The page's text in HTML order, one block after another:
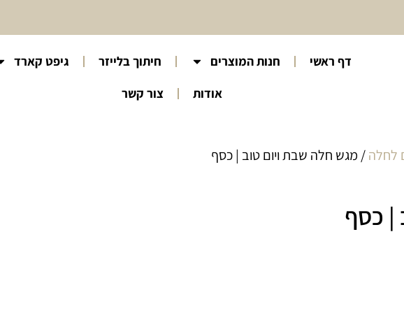
דף ראשי חנות המוצרים חיתוך בלייזר
גיפט קארד
אודות
צור קשר
לחלה/ מגש חלה שבת ויום טוב | כסף
| כסף